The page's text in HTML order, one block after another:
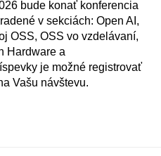
bude konať konferencia
v sekciách: Open AI,
OSS, OSS vo vzdelávaní,
Hardware a
je možné registrovať
Vašu návštevu.